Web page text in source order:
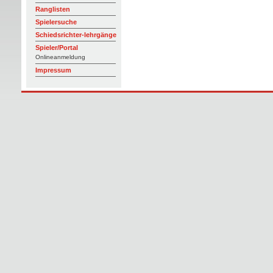
Ranglisten
Spielersuche
Schiedsrichter-lehrgänge
Spieler/Portal
Onlineanmeldung
Impressum